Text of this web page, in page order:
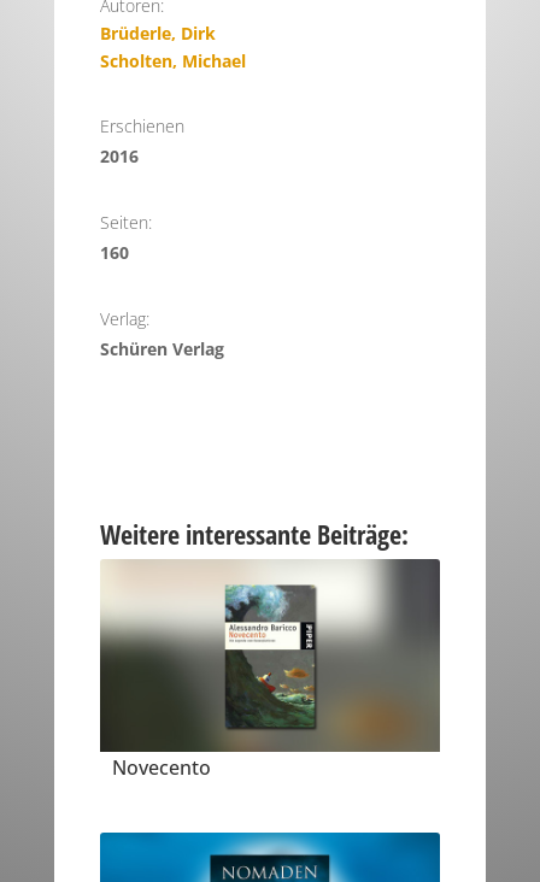
Autoren:
Brüderle, Dirk
Scholten, Michael
Erschienen
2016
Seiten:
160
Verlag:
Schüren Verlag
Weitere interessante Beiträge:
Novecento